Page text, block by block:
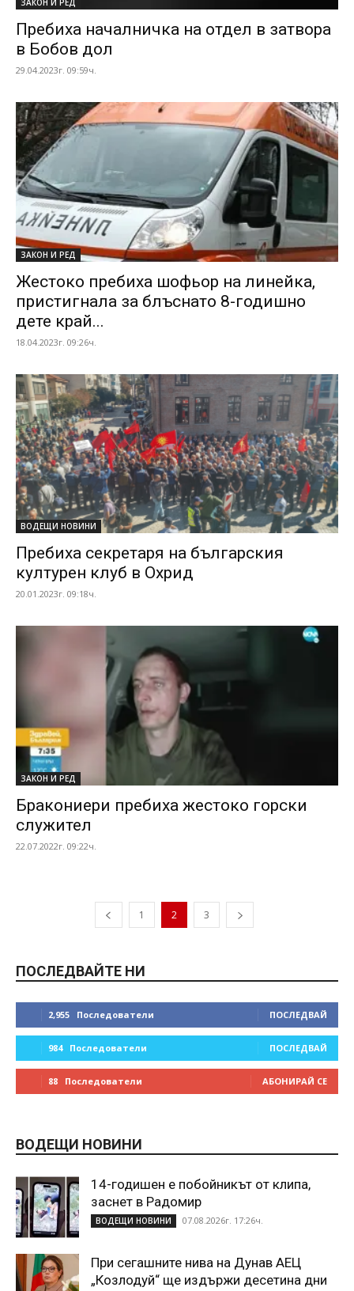
ЗАКОН И РЕД
Пребиха началничка на отдел в затвора
в Бобов дол
29.04.2023г. 09:59ч.
ЗАКОН И РЕД
Жестоко пребиха шофьор на линейка,
пристигнала за блъснато 8-годишно
дете край...
18.04.2023г. 09:26ч.
ВОДЕЩИ НОВИНИ
Пребиха секретаря на българския
културен клуб в Охрид
20.01.2023г. 09:18ч.
ЗАКОН И РЕД
Бракониери пребиха жестоко горски
служител
22.07.2022г. 09:22ч.
1 2 3
ПОСЛЕДВАЙТЕ НИ
2,955 Последователи ПОСЛЕДВАЙ
984 Последователи ПОСЛЕДВАЙ
88 Последователи АБОНИРАЙ СЕ
ВОДЕЩИ НОВИНИ
14-годишен е побойникът от клипа,
заснет в Радомир
ВОДЕЩИ НОВИНИ 07.08.2026г. 17:26ч.
При сегашните нива на Дунав АЕЦ
„Козлодуй“ ще издържи десетина дни